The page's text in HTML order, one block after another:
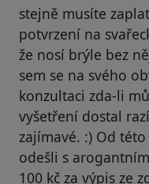
stejně musíte
potvrzení na
že nosí brýle bez
sem se na svého
konzultaci zda-li
vyšetření dostal
zajímavé. :) Od
odešli s
100 kč za výpis ze